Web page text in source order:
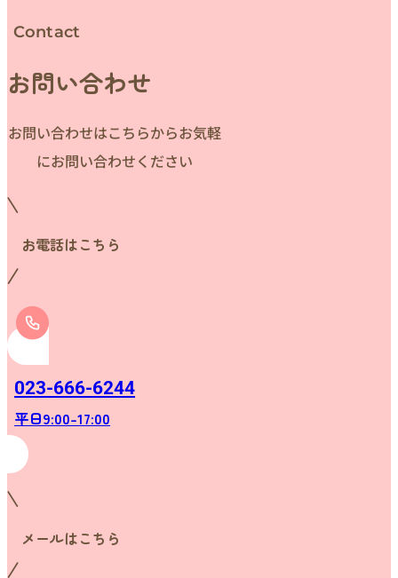
Contact
お問い合わせ
お問い合わせはこちらからお気軽
にお問い合わせください
お電話はこちら
023-666-6244
平日9:00-17:00
メールはこちら